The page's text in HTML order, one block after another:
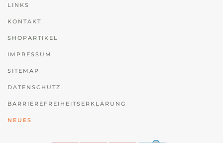
LINKS
KONTAKT
SHOPARTIKEL
IMPRESSUM
SITEMAP
DATENSCHUTZ
BARRIEREFREIHEITSERKLÄRUNG
NEUES